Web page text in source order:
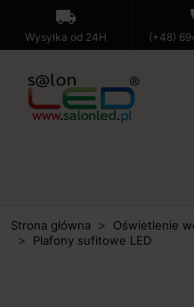
local_shipping
Wysyłka od 24H (+48)
Strona główna
Oświetlenie
Plafony sufitowe LED